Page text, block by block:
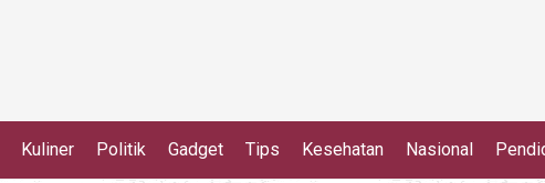
Kuliner Politik Gadget Tips Kesehatan Nasional